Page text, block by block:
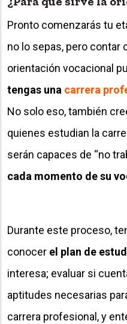
Pronto comenzarás tu
no lo sepas, pero contar
orientación vocacional
tengas una carrera
No solo eso, también
quienes estudian la
serán capaces de “no
cada momento de su
Durante este proceso,
conocer el plan de
interesa; evaluar si
aptitudes necesarias
carrera profesional, y